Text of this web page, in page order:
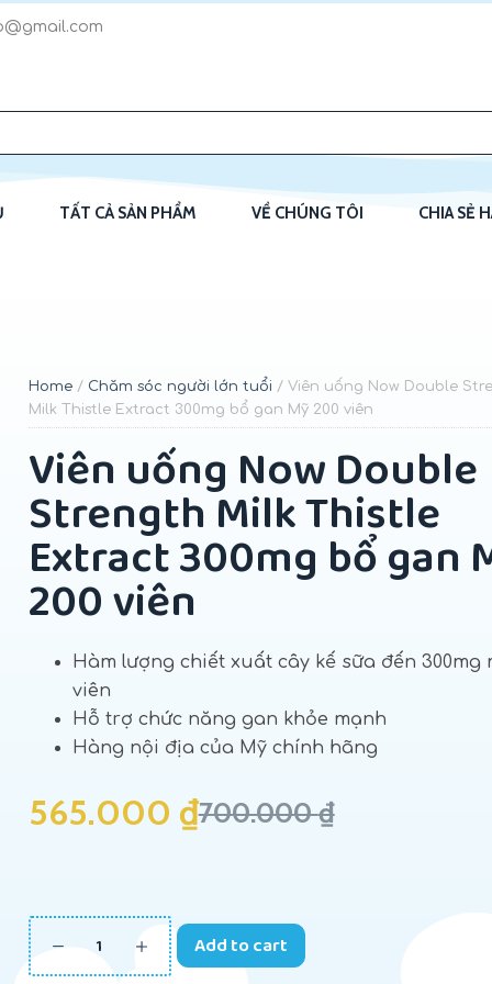
TẤT CẢ SẢN PHẨM VỀ CHÚNG TÔI CHIA SẺ
Home/ Chăm sóc người lớn tuổi / Viên uống Now Double
Milk Thistle Extract 300mg bổ gan Mỹ 200 viên
Viên uống Now Double
Strength Milk Thistle
Extract 300mg bổ gan
200 viên
Hàm lượng chiết xuất cây kế sữa đến 300mg
viên
Hỗ trợ chức năng gan khỏe mạnh
Hàng nội địa của Mỹ chính hãng
700.000₫
565.000 ₫
Add to cart